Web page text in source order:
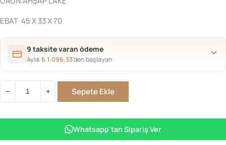
EBAT 45 X 33 X 70
9 taksite varan ödeme
Aylık₺1.096,33’den başlayan
−
LÜKENS
+ Sepete Ekle
Whatsapp'tan Sipariş Ver